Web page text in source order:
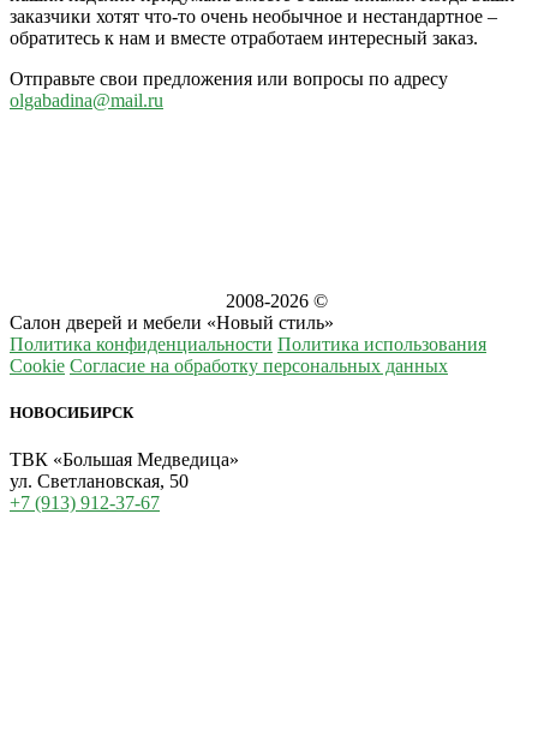
заказчики хотят что-то очень необычное и нестандартное –
обратитесь к нам и вместе отработаем интересный заказ.
Отправьте свои предложения или вопросы по адресу
olgabadina@mail.ru
2008-2026 ©
Салон дверей и мебели «Новый стиль»
Политика конфиденциальности Политика использования
Cookie Согласие на обработку персональных данных
НОВОСИБИРСК
ТВК «Большая Медведица»
ул. Светлановская, 50
+7 (913) 912-37-67